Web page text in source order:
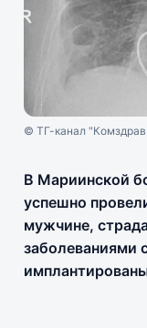
© ТГ-канал
В Мариинской
успешно
мужчине,
заболеваниями